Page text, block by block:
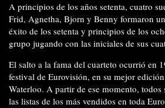
A principios de los años setenta, cuatro
Frid, Agnetha, Bjorn y Benny formaron
éxito de los setenta y principios de los
grupo jugando con las iniciales de sus
El salto a la fama del cuarteto ocurrió en
festival de Eurovisión, en su mejor
Waterloo. A partir de ese momento, todos
las listas de los más vendidos en toda